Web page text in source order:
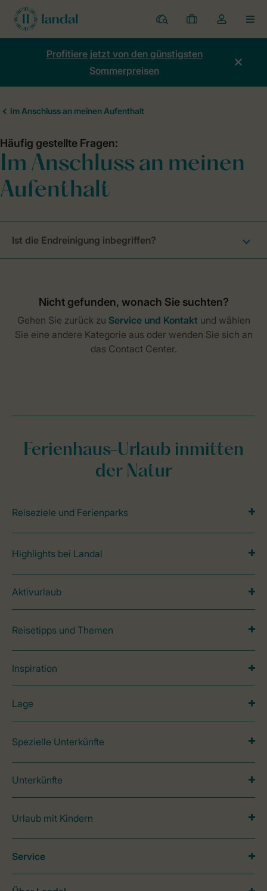
Ferienparks
Meine
Buchungen
Dropdown-
Menü
Kontos
Profitiere jetzt von den günstigsten
Sommerpreisen
Ist die Endreinigung inbegriffen?
Ferienhaus-Urlaub inmitten
der Natur
Reiseziele und Ferienparks
Highlights bei Landal
Aktivurlaub
Reisetipps und Themen
Inspiration
Lage
Spezielle Unterkünfte
Unterkünfte
Urlaub mit Kindern
Service